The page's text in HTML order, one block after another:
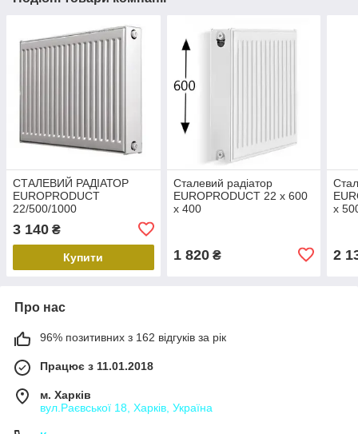
СТАЛЕВИЙ РАДІАТОР
EUROPRODUCT
22/500/1000
3 140 ₴
Купити
Сталевий радіатор
EUROPRODUCT 22 x 600
x 400
1 820₴
x
2
Про нас
96% позитивних з 162 відгуків за рік
Працює з 11.01.2018
м. Харків
вул.Раєвської 18, Харків, Україна